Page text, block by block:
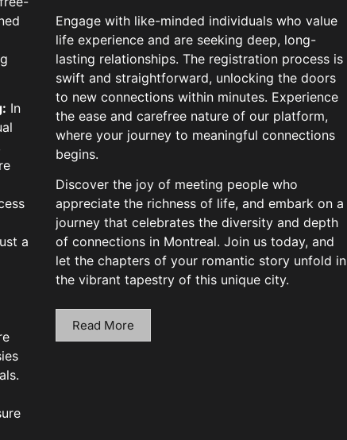
In
a
Engage with like-minded individuals who value
life experience and are seeking deep, long-
lasting relationships. The registration process is
swift and straightforward, unlocking the doors
to new connections within minutes. Experience
the ease and carefree nature of our platform,
where your journey to meaningful connections
begins.
Discover the joy of meeting people who
appreciate the richness of life, and embark on a
journey that celebrates the diversity and depth
of connections in Montreal. Join us today, and
let the chapters of your romantic story unfold in
the vibrant tapestry of this unique city.
Read More